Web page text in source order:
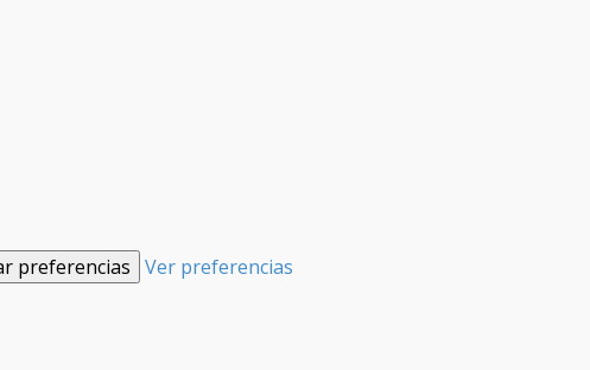
preferencias Ver preferencias